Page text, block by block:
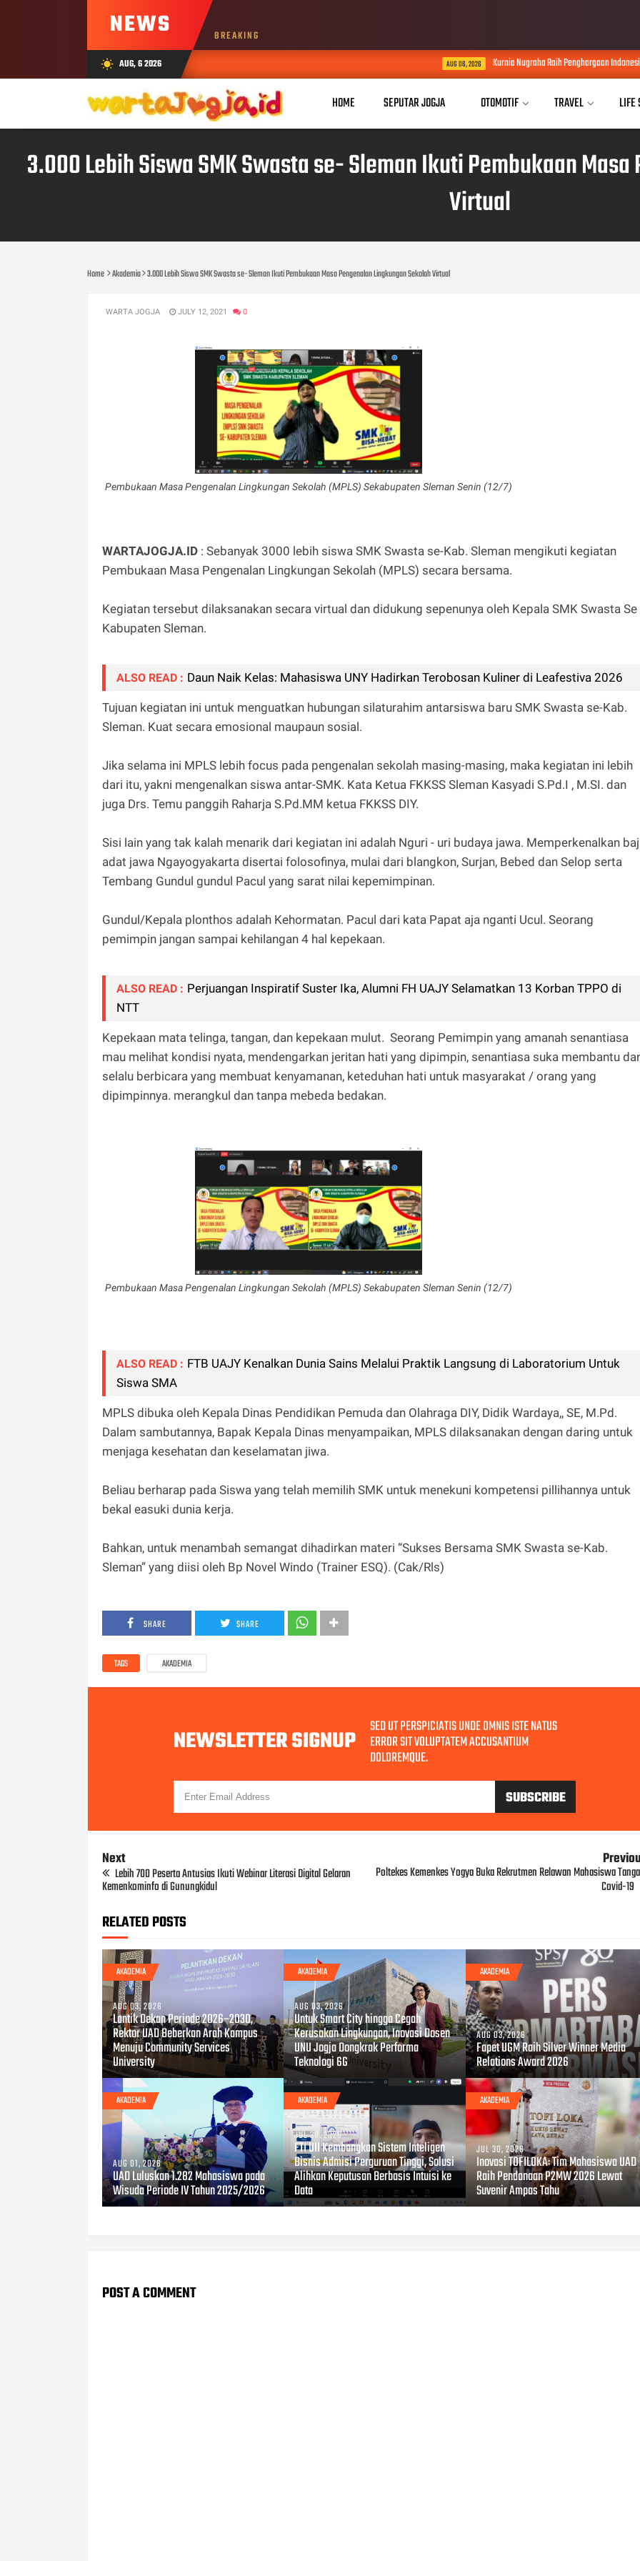
NEWS BREAKING
wb_sunny AUG, 6 2026 Kurnia Nugraha Raih Penghargaan Indonesia Public
HOME SEPUTAR JOGJA OTOMOTIF TRAVEL LIFE
3.000 Lebih Siswa SMK Swasta se- Sleman Ikuti Pembukaan
Virtual
Home Akademia 3.000 Lebih Siswa SMK Swasta se- Sleman Ikuti Pembukaan Masa Pengenalan Lingkungan Sekolah Virtual
WARTA JOGJA JULY 12, 2021 0
Pembukaan Masa Pengenalan Lingkungan Sekolah (MPLS) Sekabupaten Sleman Senin (12/7)
WARTAJOGJA.ID : Sebanyak 3000 lebih siswa SMK Swasta se-Kab. Sleman mengikuti kegiatan
Pembukaan Masa Pengenalan Lingkungan Sekolah (MPLS) secara bersama.
Kegiatan tersebut dilaksanakan secara virtual dan didukung sepenunya oleh Kepala SMK Swasta Se
Kabupaten Sleman.
ALSO READ : Daun Naik Kelas: Mahasiswa UNY Hadirkan Terobosan Kuliner di Leafestiva 2026
Tujuan kegiatan ini untuk menguatkan hubungan silaturahim antarsiswa baru SMK Swasta se-Kab.
Sleman. Kuat secara emosional maupaun sosial.
Jika selama ini MPLS lebih focus pada pengenalan sekolah masing-masing, maka kegiatan ini lebih
dari itu, yakni mengenalkan siswa antar-SMK. Kata Ketua FKKSS Sleman Kasyadi S.Pd.I , M.SI. dan
juga Drs. Temu panggih Raharja S.Pd.MM ketua FKKSS DIY.
Sisi lain yang tak kalah menarik dari kegiatan ini adalah Nguri - uri budaya jawa. Memperkenalkan
adat jawa Ngayogyakarta disertai folosofinya, mulai dari blangkon, Surjan, Bebed dan Selop serta
Tembang Gundul gundul Pacul yang sarat nilai kepemimpinan.
Gundul/Kepala plonthos adalah Kehormatan. Pacul dari kata Papat aja nganti Ucul. Seorang
pemimpin jangan sampai kehilangan 4 hal kepekaan.
ALSO READ : Perjuangan Inspiratif Suster Ika, Alumni FH UAJY Selamatkan 13 Korban TPPO di
NTT
Kepekaan mata telinga, tangan, dan kepekaan mulut. Seorang Pemimpin yang amanah senantiasa
mau melihat kondisi nyata, mendengarkan jeritan hati yang dipimpin, senantiasa suka membantu
selalu berbicara yang membuat kenyamanan, keteduhan hati untuk masyarakat / orang yang
dipimpinnya. merangkul dan tanpa mebeda bedakan.
Pembukaan Masa Pengenalan Lingkungan Sekolah (MPLS) Sekabupaten Sleman Senin (12/7)
ALSO READ : FTB UAJY Kenalkan Dunia Sains Melalui Praktik Langsung di Laboratorium Untuk
Siswa SMA
MPLS dibuka oleh Kepala Dinas Pendidikan Pemuda dan Olahraga DIY, Didik Wardaya,, SE, M.Pd.
Dalam sambutannya, Bapak Kepala Dinas menyampaikan, MPLS dilaksanakan dengan daring untuk
menjaga kesehatan dan keselamatan jiwa.
Beliau berharap pada Siswa yang telah memilih SMK untuk menekuni kompetensi pillihannya untuk
bekal easuki dunia kerja.
Bahkan, untuk menambah semangat dihadirkan materi “Sukses Bersama SMK Swasta se-Kab.
Sleman” yang diisi oleh Bp Novel Windo (Trainer ESQ). (Cak/Rls)
SHARE SHARE
TAGS AKADEMIA
NEWSLETTER SIGNUP SED UT PERSPICIATIS UNDE OMNIS ISTE NATUS
ERROR SIT VOLUPTATEM ACCUSANTIUM
DOLOREMQUE.
Next
Lebih 700 Peserta Antusias Ikuti Webinar Literasi Digital Gelaran
Kemenkominfo di Gunungkidul
Poltekes Kemenkes Yogya Buka Rekrutmen Relawan Mahasiswa
Covid-19
RELATED POSTS
AKADEMIA
AUG 03, 2026
Lantik Dekan Periode 2026–2030,
Rektor UAD Beberkan Arah Kampus
Menuju Community Services
University
AKADEMIA
AUG 03, 2026
Untuk Smart City hingga Cegah
Kerusakan Lingkungan, Inovasi Dosen
UNU Jogja Dongkrak Performa
Teknologi 6G
AKADEMIA
AUG 03, 2026
Fapet UGM Raih Silver Winner Media
Relations Award 2026
AKADEMIA
AUG 01, 2026
UAD Luluskan 1.282 Mahasiswa pada
Wisuda Periode IV Tahun 2025/2026
AKADEMIA
JUL 30, 2026
FTI UII Kembangkan Sistem Inteligen
Bisnis Admisi Perguruan Tinggi, Solusi
Alihkan Keputusan Berbasis Intuisi ke
Data
AKADEMIA
JUL 30, 2026
Inovasi TOFILOKA: Tim Mahasiswa UAD
Raih Pendanaan P2MW 2026 Lewat
Suvenir Ampas Tahu
POST A COMMENT